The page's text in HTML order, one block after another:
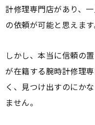
計修理専門店があり、
の依頼が可能と思えます
しかし、本当に信頼の
が在籍する腕時計修理
く、見つけ出すのにか
ません。